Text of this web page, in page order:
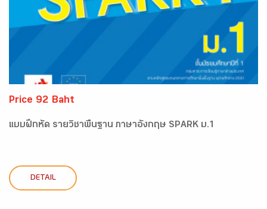
Price 92 Baht
แบบฝึกหัด รายวิชาพื้นฐาน ภาษาอังกฤษ SPARK ม.1
DETAIL